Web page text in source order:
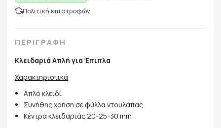
Πολιτική επιστροφών
ΠΕΡΙΓΡΑΦΗ
Κλειδαριά Απλή για Έπιπλα
Χαρακτηριστικά
Απλό κλειδί
Συνήθης χρήση σε φύλλα ντουλάπας
Κέντρα κλειδαριάς 20-25-30 mm